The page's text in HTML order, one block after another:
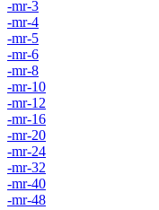
-mr-3
-mr-4
-mr-5
-mr-6
-mr-8
-mr-10
-mr-12
-mr-16
-mr-20
-mr-24
-mr-32
-mr-40
-mr-48